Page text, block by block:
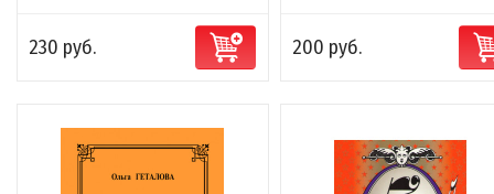
230 руб. 200 руб.